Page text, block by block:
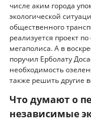
числе аким города
экологической
общественного
реализуется проект
мегаполиса. А в
поручил Ерболату
необходимость
также решить другие
Что думают о
независимые